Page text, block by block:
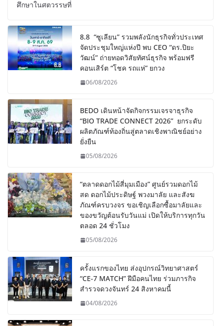
ศึกษาในศตวรรษที่
8.8 “ซูเลียน” รวมพลังนักธุรกิจทั่วประเทศ
จัดประชุมใหญ่แห่งปี พบ CEO “ดร.ปิยะ
วัฒน์” ถ่ายทอดวิสัยทัศน์ธุรกิจ พร้อมฟรี
คอนเสิร์ต “โชค รถแห่” ยกวง
06/08/2026
BEDO เดินหน้าจัดกิจกรรมเจรจาธุรกิจ
“BIO TRADE CONNECT 2026” ยกระดับ
ผลิตภัณฑ์ท้องถิ่นสู่ตลาดเชิงพาณิชย์อย่าง
ยั่งยืน
05/08/2026
“ตลาดดอกไม้สี่มุมเมือง” ศูนย์รวมดอกไม้
สด ดอกไม้ประดิษฐ์ พวงมาลัย และสังฆ
ภัณฑ์ครบวงจร ขอเชิญเลือกซื้อมาลัยและ
ของขวัญต้อนรับวันแม่ เปิดให้บริการทุกวัน
ตลอด 24 ชั่วโมง
05/08/2026
ครั้งแรกของไทย ส่งอุปกรณ์วิทยาศาสตร์
“CE-7 MATCH” ฝีมือคนไทย ร่วมภารกิจ
สำรวจดวงจันทร์ 24 สิงหาคมนี้
04/08/2026